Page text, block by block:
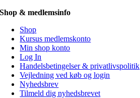
Shop & medlemsinfo
Shop
Kursus medlemskonto
Min shop konto
Log In
Handelsbetingelser & privatlivspolitik
Vejledning ved køb og login
Nyhedsbrev
Tilmeld dig nyhedsbrevet